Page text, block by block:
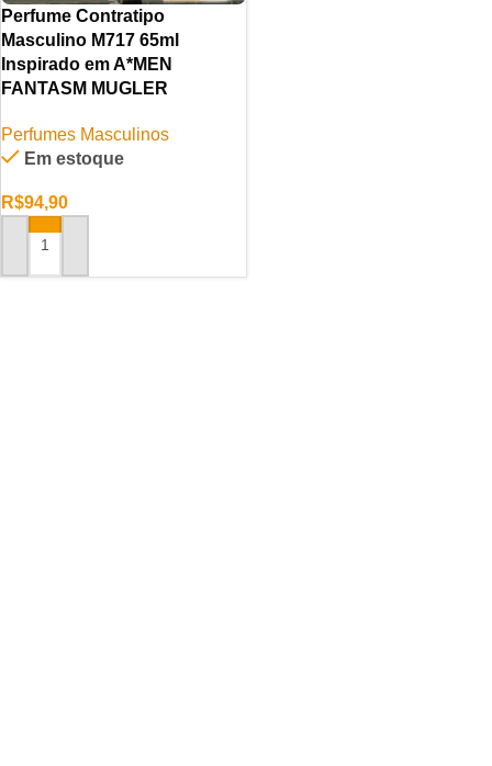
Perfume Contratipo
Masculino M717 65ml
Inspirado em A*MEN
FANTASM MUGLER
Perfumes Masculinos
Em estoque
R$94,90
ADICIONAR AO CARRINHO